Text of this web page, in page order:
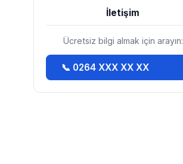
İletişim
Ücretsiz bilgi almak için arayın:
📞 0264 XXX XX XX